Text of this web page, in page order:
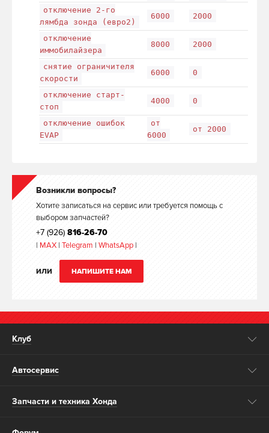
отключение 2-го
лямбда зонда (евро2)
6000 2000
отключение
иммобилайзера
8000 2000
снятие ограничителя
скорости
6000 0
отключение старт-
стоп
4000 0
отключение ошибок
EVAP
от
6000
от 2000
Возникли вопросы?
Хотите записаться на сервис или требуется помощь с
выбором запчастей?
+7 (926) 816-26-70
| MAX | Telegram | WhatsApp |
ИЛИ НАПИШИТЕ НАМ
Клуб
Автосервис
Запчасти и техника Хонда